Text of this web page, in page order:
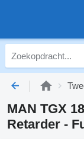
MAN TGX
Retarder -